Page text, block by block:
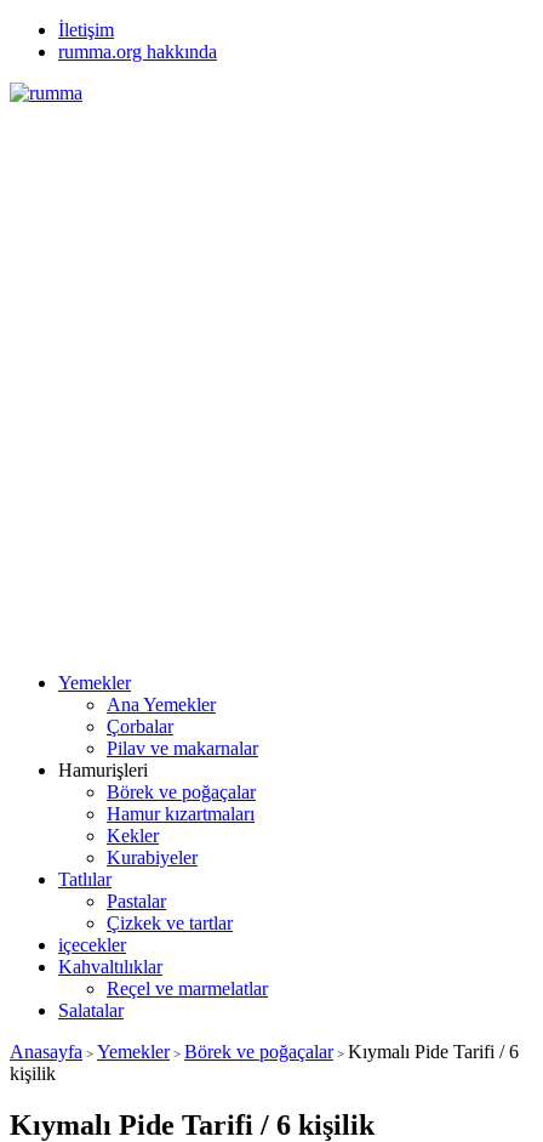
İletişim
rumma.org hakkında
Yemekler
Ana Yemekler
Çorbalar
Pilav ve makarnalar
Hamurişleri
Börek ve poğaçalar
Hamur kızartmaları
Kekler
Kurabiyeler
Tatlılar
Pastalar
Çizkek ve tartlar
içecekler
Kahvaltılıklar
Reçel ve marmelatlar
Salatalar
Anasayfa > Yemekler> Börek ve poğaçalar> Kıymalı Pide Tarifi / 6
kişilik
Kıymalı Pide Tarifi / 6 kişilik